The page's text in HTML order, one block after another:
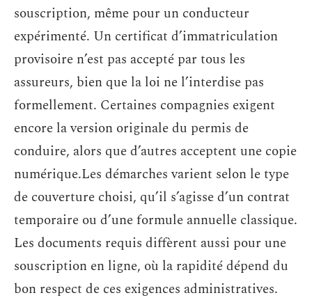
souscription, même pour un conducteur
expérimenté. Un certificat d’immatriculation
provisoire n’est pas accepté par tous les
assureurs, bien que la loi ne l’interdise pas
formellement. Certaines compagnies exigent
encore la version originale du permis de
conduire, alors que d’autres acceptent une copie
numérique.Les démarches varient selon le type
de couverture choisi, qu’il s’agisse d’un contrat
temporaire ou d’une formule annuelle classique.
Les documents requis diffèrent aussi pour une
souscription en ligne, où la rapidité dépend du
bon respect de ces exigences administratives.